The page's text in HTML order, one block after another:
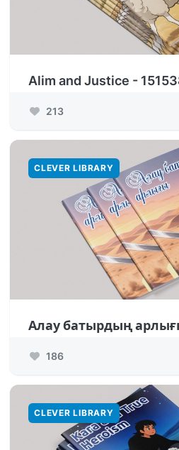
Alim and Justice -
213
CLEVER LIBRARY
Алау батырдың
186
CLEVER LIBRARY